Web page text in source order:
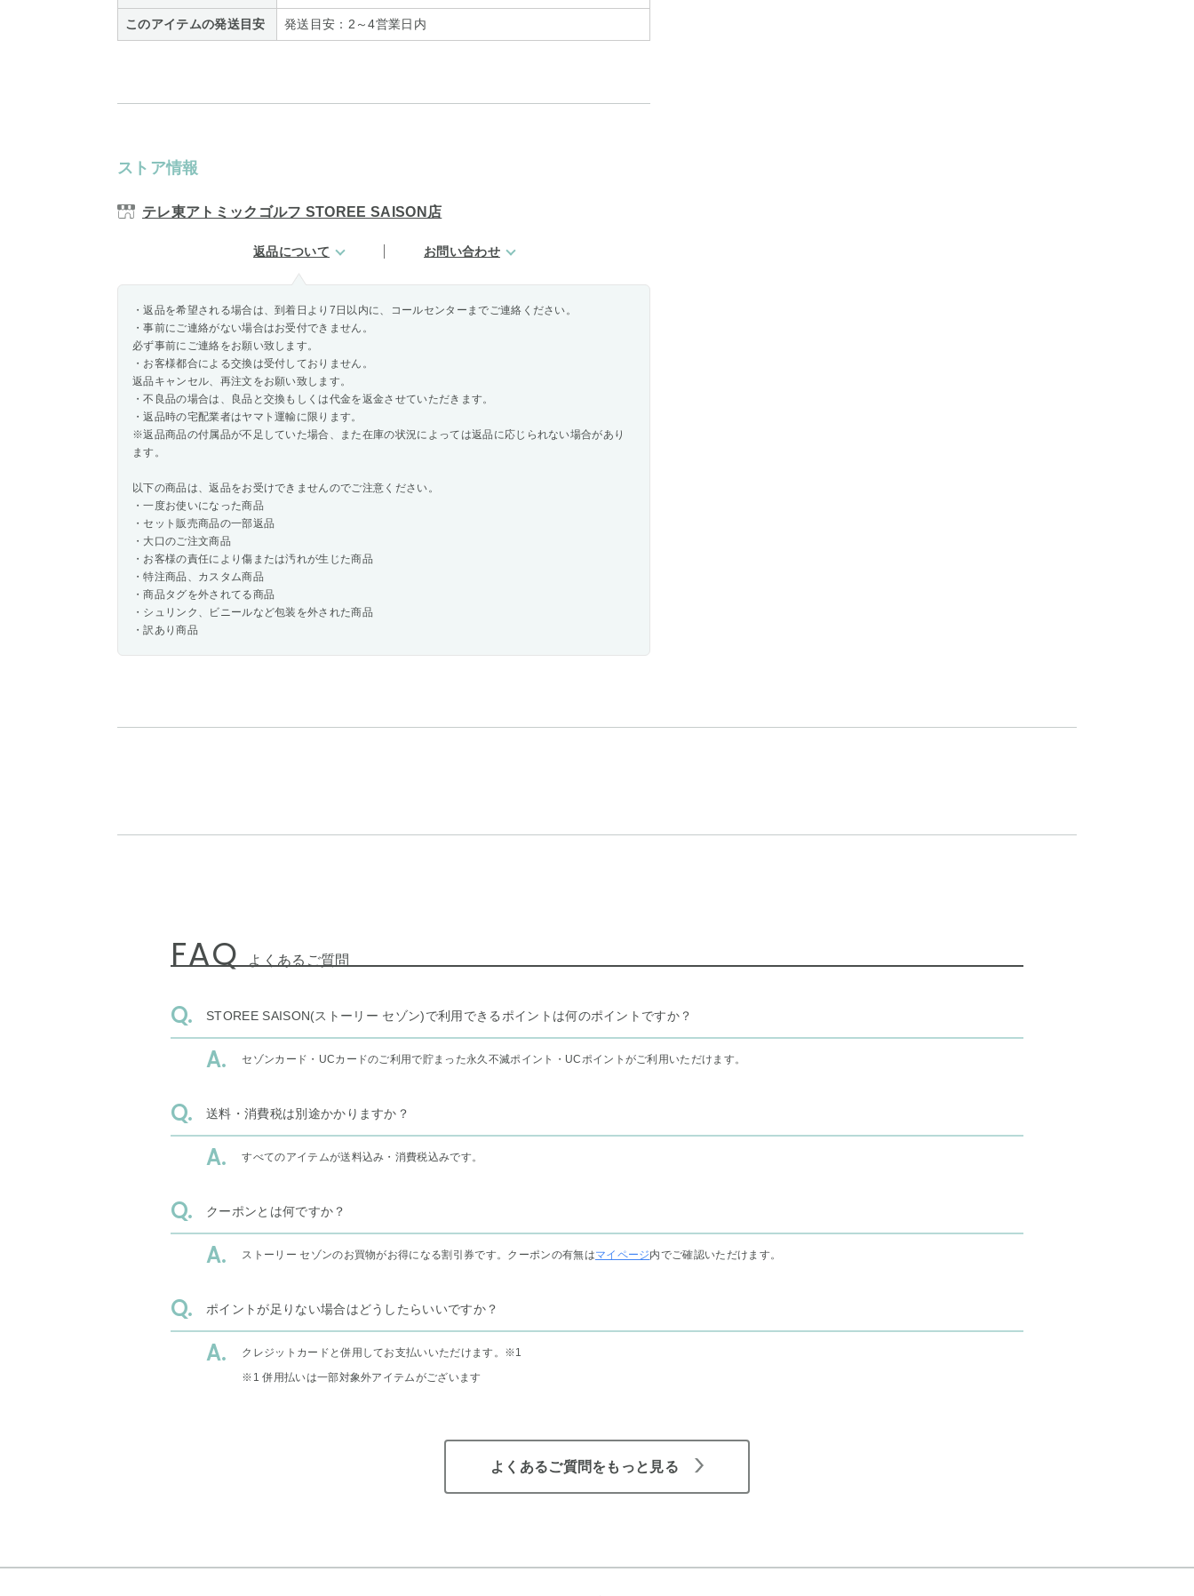
このアイテムの発送目安 発送目安：2～4営業日内
ストア情報
テレ東アトミックゴルフ STOREE SAISON店
返品について お問い合わせ
・返品を希望される場合は、到着日より7日以内に、コールセンターまでご連絡ください。
・事前にご連絡がない場合はお受付できません。
必ず事前にご連絡をお願い致します。
・お客様都合による交換は受付しておりません。
返品キャンセル、再注文をお願い致します。
・不良品の場合は、良品と交換もしくは代金を返金させていただきます。
・返品時の宅配業者はヤマト運輸に限ります。
※返品商品の付属品が不足していた場合、また在庫の状況によっては返品に応じられない場合があり
ます。
以下の商品は、返品をお受けできませんのでご注意ください。
・一度お使いになった商品
・セット販売商品の一部返品
・大口のご注文商品
・お客様の責任により傷または汚れが生じた商品
・特注商品、カスタム商品
・商品タグを外されてる商品
・シュリンク、ビニールなど包装を外された商品
・訳あり商品
FAQ よくあるご質問
STOREE SAISON(ストーリー セゾン)で利用できるポイントは何のポイントですか？
セゾンカード・UCカードのご利用で貯まった永久不滅ポイント・UCポイントがご利用いただけます。
送料・消費税は別途かかりますか？
すべてのアイテムが送料込み・消費税込みです。
クーポンとは何ですか？
ストーリー セゾンのお買物がお得になる割引券です。クーポンの有無はマイページ内でご確認いただけます。
ポイントが足りない場合はどうしたらいいですか？
クレジットカードと併用してお支払いいただけます。 ※1
※1 併用払いは一部対象外アイテムがございます
よくあるご質問をもっと見る